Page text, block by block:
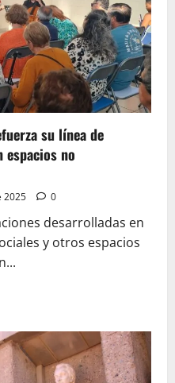
su línea de
no
2025 0
desarrolladas en
y otros espacios